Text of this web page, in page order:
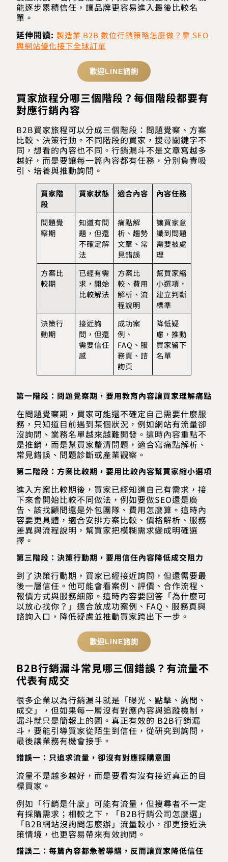
能逐步累積信任，讓品牌更容易進入最後比較名
單。
延伸閱讀: 製造業 B2B 數位行銷策略怎麼做？靠 SEO
與網站優化接下全球訂單
歡迎LINE諮詢
買家旅程分哪三個階段？每個階段都要有
對應行銷內容
B2B買家旅程可以分成三個階段：問題覺察、方案
比較、決策行動。不同階段的買家，搜尋關鍵字不
同，想看的內容也不同。行銷漏斗不是文章寫越多
越好，而是要讓每一篇內容都有任務，分別負責吸
引、培養與推動詢問。
買家階
段
買家狀態 適合內容 內容任務
問題覺
察期
知道有問
題，但還
不確定解
法
痛點解
析、趨勢
文章、常
見錯誤
讓買家意
識到問題
需要被處
理
方案比
較期
已經有需
求，開始
比較解法
方案比
較、費用
解析、流
程說明
幫買家縮
小選項，
建立判斷
標準
決策行
動期
接近詢
問，但還
需要信任
感
成功案
例、
FAQ、服
務頁、諮
詢頁
降低疑
慮，推動
買家留下
名單
第一階段：問題覺察期，要用教育內容讓買家理解痛點
在問題覺察期，買家可能還不確定自己需要什麼服
務，只知道目前遇到某個狀況，例如網站有流量卻
沒詢問、業務名單越來越難開發。這時內容重點不
是推銷，而是幫買家釐清問題，適合寫痛點解析、
常見錯誤、問題診斷或產業觀察。
第二階段：方案比較期，要用比較內容幫買家縮小選項
進入方案比較期後，買家已經知道自己有需求，接
下來會開始比較不同做法，例如要做SEO還是廣
告、該找顧問還是外包團隊、費用怎麼算。這時內
容要更具體，適合安排方案比較、價格解析、服務
差異與流程說明，幫買家把模糊需求變成明確選
擇。
第三階段：決策行動期，要用信任內容降低成交阻力
到了決策行動期，買家已經接近詢問，但還需要最
後一層信任。他可能會看案例、評價、合作流程、
報價方式與服務細節。這時內容要回答「為什麼可
以放心找你？」適合放成功案例、FAQ、服務頁與
諮詢入口，降低疑慮並推動買家跨出下一步。
歡迎LINE諮詢
B2B行銷漏斗常見哪三個錯誤？有流量不
代表有成交
很多企業以為行銷漏斗就是「曝光、點擊、詢問、
成交」，但如果每一層沒有對應內容與追蹤機制，
漏斗就只是簡報上的圖。真正有效的 B2B行銷漏
斗，要能引導買家從陌生到信任，從研究到詢問，
最後讓業務有機會接手。
錯誤一：只追求流量，卻沒有對應採購意圖
流量不是越多越好，而是要看有沒有接近真正的目
標買家。
例如「行銷是什麼」可能有流量，但搜尋者不一定
有採購需求；相較之下，「B2B行銷公司怎麼選」
「B2B網站沒詢問怎麼辦」流量較小，卻更接近決
策情境，也更容易帶來有效詢問。
錯誤二：每篇內容都急著導購，反而讓買家降低信任